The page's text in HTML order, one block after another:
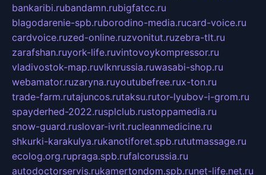
bankaribi.rubandamn.rubigfatcc.ru
blagodarenie-spb.ruborodino-media.rucard-voice.ru
cardvoice.ruzed-online.ruzvonitut.ruzebra-tlt.ru
zarafshan.ruyork-life.ruvintovoykompressor.ru
vladivostok-map.ruvlknrussia.ruwasabi-shop.ru
webamator.ruzaryna.ruyoutubefree.rux-ton.ru
trade-farm.rutajuncos.rutaksu.rutor-lyubov-i-grom.ru
spayderhed-2022.rusplclub.rustoppamedia.ru
snow-guard.ruslovar-ivrit.rucleanmedicine.ru
shkurki-karakulya.rukanotiforet.spb.rututmassage.ru
ecolog.org.rupraga.spb.rufalcorussia.ru
autodoctorservis.rukamertondom.spb.runet-life.net.ru